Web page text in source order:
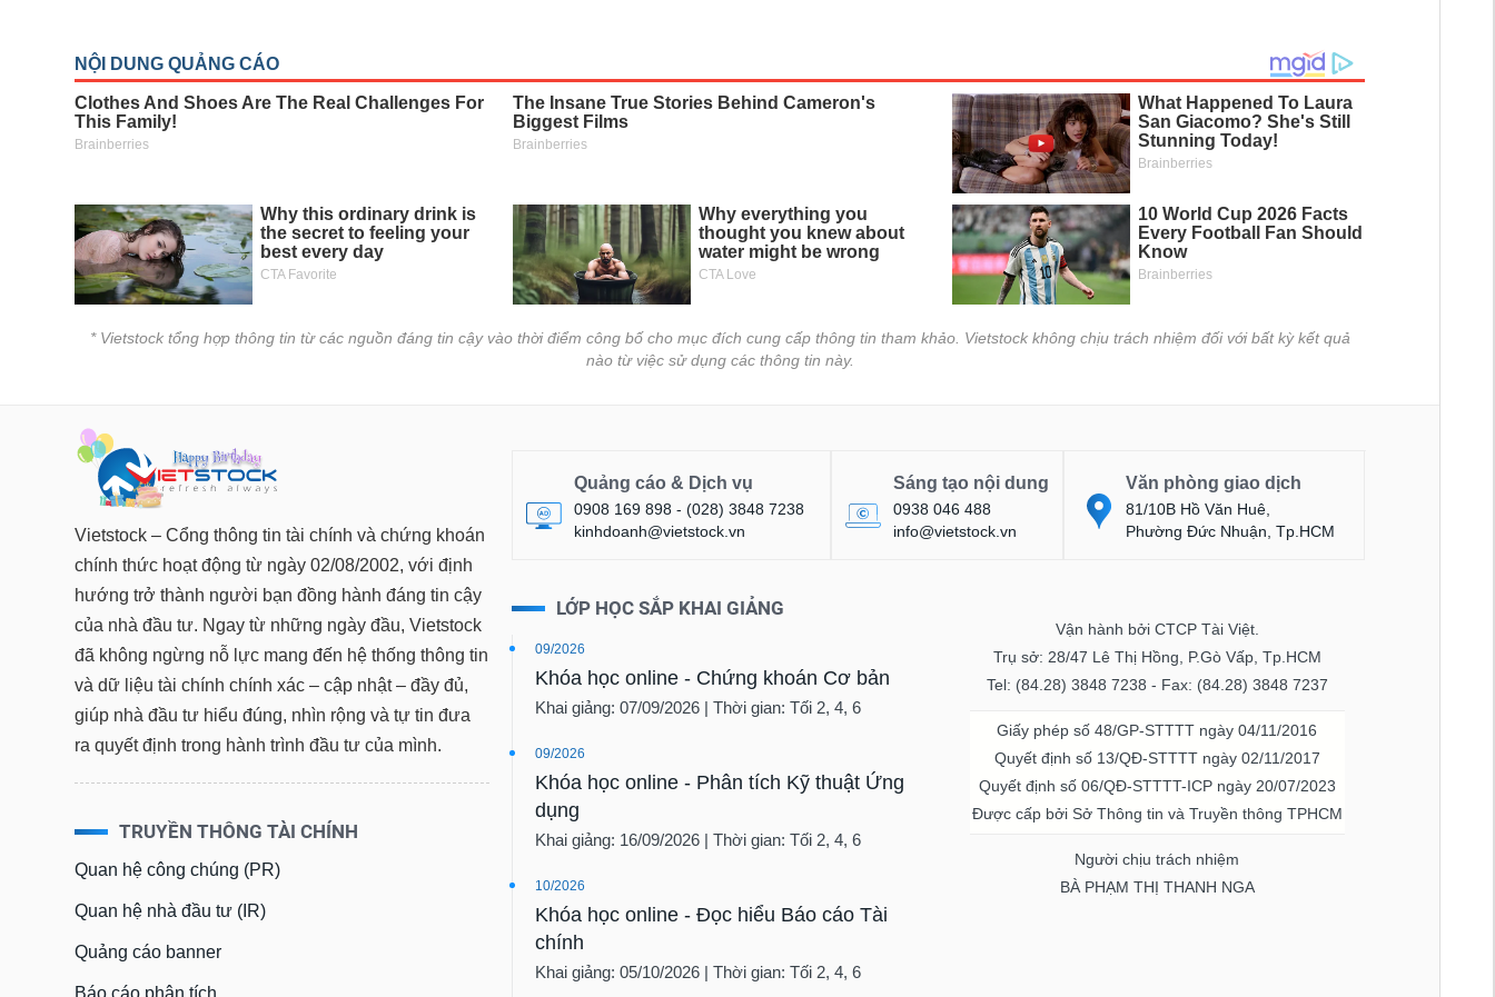
* Vietstock tổng hợp thông tin từ các nguồn đáng tin cậy vào thời điểm công bố cho mục đích cung cấp thông tin tham khảo. Vietstock không chịu trách nhiệm đối với bất kỳ kết quả
nào từ việc sử dụng các thông tin này.
Vietstock – Cổng thông tin tài chính và chứng khoán
chính thức hoạt động từ ngày 02/08/2002, với định
hướng trở thành người bạn đồng hành đáng tin cậy
của nhà đầu tư. Ngay từ những ngày đầu, Vietstock
đã không ngừng nỗ lực mang đến hệ thống thông tin
và dữ liệu tài chính chính xác – cập nhật – đầy đủ,
giúp nhà đầu tư hiểu đúng, nhìn rộng và tự tin đưa
ra quyết định trong hành trình đầu tư của mình.
TRUYỀN THÔNG TÀI CHÍNH
Quan hệ công chúng (PR)
Quan hệ nhà đầu tư (IR)
Quảng cáo banner
Báo cáo phân tích
Quảng cáo & Dịch vụ
0908 169 898 - (028) 3848 7238
kinhdoanh@vietstock.vn
Sáng tạo nội dung
0938 046 488
info@vietstock.vn
Văn phòng giao dịch
81/10B Hồ Văn Huê,
Phường Đức Nhuận, Tp.HCM
LỚP HỌC SẮP KHAI GIẢNG
09/2026
Khóa học online - Chứng khoán Cơ bản
Khai giảng: 07/09/2026 | Thời gian: Tối 2, 4, 6
09/2026
Khóa học online - Phân tích Kỹ thuật Ứng
dụng
Khai giảng: 16/09/2026 | Thời gian: Tối 2, 4, 6
10/2026
Khóa học online - Đọc hiểu Báo cáo Tài
chính
Khai giảng: 05/10/2026 | Thời gian: Tối 2, 4, 6
Vận hành bởi CTCP Tài Việt.
Trụ sở: 28/47 Lê Thị Hồng, P.Gò Vấp, Tp.HCM
Tel: (84.28) 3848 7238 - Fax: (84.28) 3848 7237
Giấy phép số 48/GP-STTTT ngày 04/11/2016
Quyết định số 13/QĐ-STTTT ngày 02/11/2017
Quyết định số 06/QĐ-STTTT-ICP ngày 20/07/2023
Được cấp bởi Sở Thông tin và Truyền thông TPHCM
Người chịu trách nhiệm
BÀ PHẠM THỊ THANH NGA